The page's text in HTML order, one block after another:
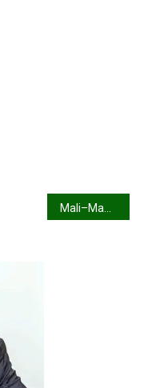
Mali–Mauritanie : relance du dialogue pour dépasser les tensions bilatérales